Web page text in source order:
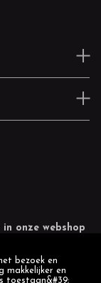
onze webshop
bezoek en
makkelijker en
toestaan&#39;